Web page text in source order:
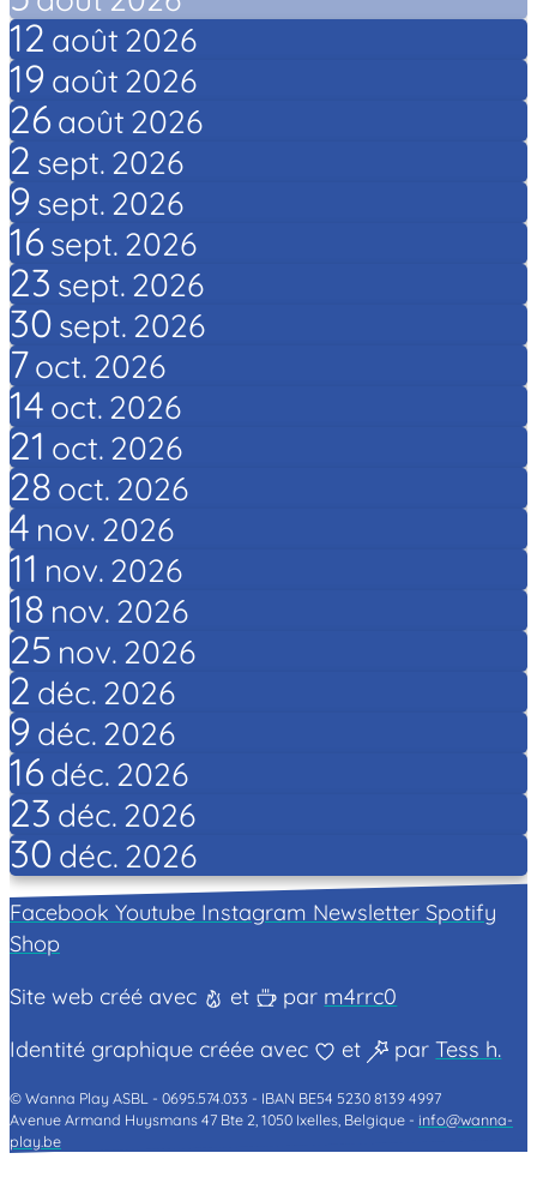
12 août 2026
19 août 2026
26 août 2026
2 sept. 2026
9 sept. 2026
16 sept. 2026
23 sept. 2026
30 sept. 2026
7oct. 2026
14 oct. 2026
21 oct. 2026
28 oct. 2026
4 nov. 2026
11 nov. 2026
18 nov. 2026
25 nov. 2026
2 déc. 2026
9 déc. 2026
16 déc. 2026
23 déc. 2026
30 déc. 2026
Facebook Youtube Instagram Newsletter Spotify
Shop
Site web créé avec
et par m4rrc0
Identité graphique créée avec
et parTess h.
© Wanna Play ASBL - 0695.574.033 - IBAN BE54 5230 8139 4997
Avenue Armand Huysmans 47 Bte 2, 1050 Ixelles, Belgique -